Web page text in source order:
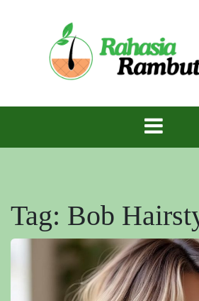
RambutIndah Alami!
Tag: Bob